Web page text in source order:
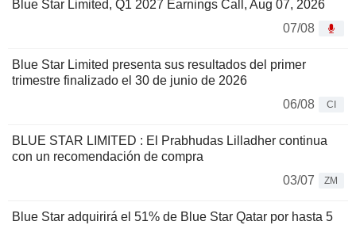
Blue Star Limited, Q1 2027 Earnings Call, Aug 07, 2026
07/08
Blue Star Limited presenta sus resultados del primer
trimestre finalizado el 30 de junio de 2026
06/08
CI
BLUE STAR LIMITED : El Prabhudas Lilladher continua
con un recomendación de compra
03/07
ZM
Blue Star adquirirá el 51% de Blue Star Qatar por hasta 5